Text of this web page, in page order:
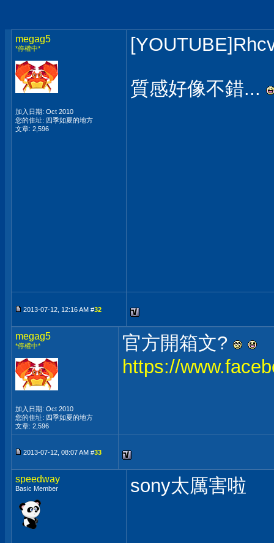
megag5
*停權中*
加入日期: Oct 2010
您的住址: 四季如夏的地方
文章: 2,596
質感好像不錯...
2013-07-12, 12:16 AM #32
megag5
*停權中*
加入日期: Oct 2010
您的住址: 四季如夏的地方
文章: 2,596
官方開箱文?
https://
2013-07-12, 08:07 AM #33
speedway
Basic Member sony太厲害啦